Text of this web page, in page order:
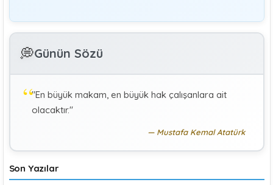
G
Özel Sağlık Hizmeti Sunucularında Görev Yapan
K KÜBRA KOÇ
Uluslararası Sosyal Politika Bağlamında İkili Sosyal
💭Günün Sözü
"En büyük makam, en büyük hak çalışanlara ait
olacaktır."
Mustafa Kemal Atatürk
Son Yazılar